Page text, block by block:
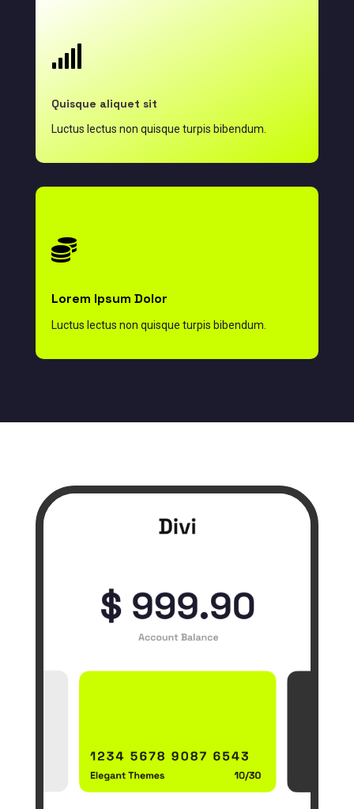

Quisque aliquet sit
Luctus lectus non quisque turpis bibendum.

Lorem Ipsum Dolor
Luctus lectus non quisque turpis bibendum.